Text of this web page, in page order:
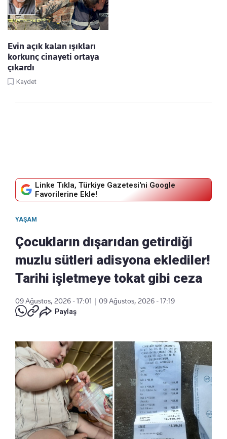
Evin açık kalan ışıkları
korkunç cinayeti ortaya
çıkardı
Kaydet
Linke Tıkla, Türkiye Gazetesi'ni Google
Favorilerine Ekle!
YAŞAM
Çocukların dışarıdan getirdiği
muzlu sütleri adisyona eklediler!
Tarihi işletmeye tokat gibi ceza
09 Ağustos, 2026 - 17:01
09 Ağustos, 2026 - 17:19
Paylaş